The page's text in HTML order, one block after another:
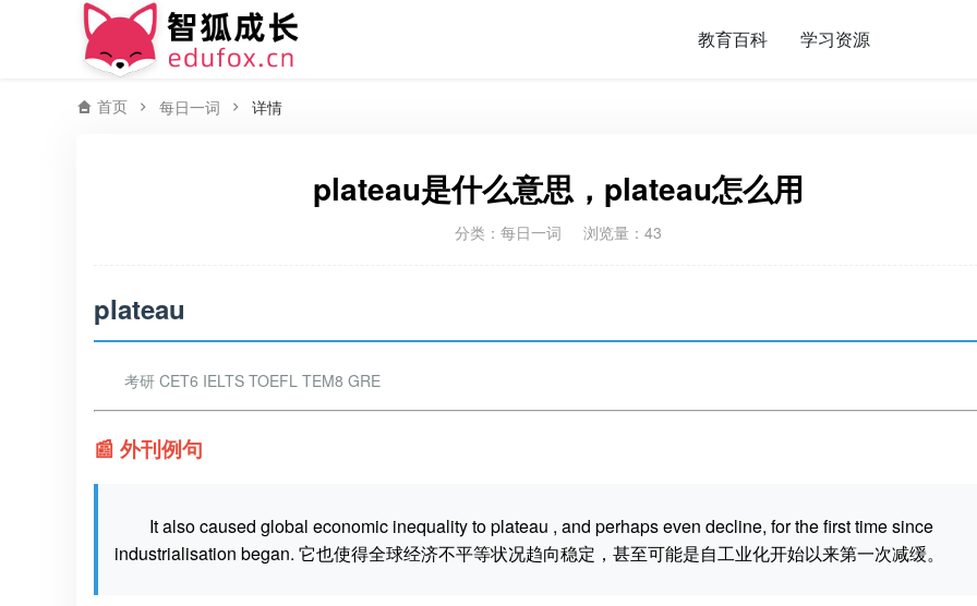
教育百科 学习资源
首页 每日一词 详情
plateau是什么意思，plateau怎么用
分类： 每日一词 浏览量：43
plateau
考研 CET6 IELTS TOEFL TEM8 GRE
📰 外刊例句
It also caused global economic inequality to plateau , and perhaps even decline, for the first time since
industrialisation began. 它也使得全球经济不平等状况趋向稳定，甚至可能是自工业化开始以来第一次减缓。